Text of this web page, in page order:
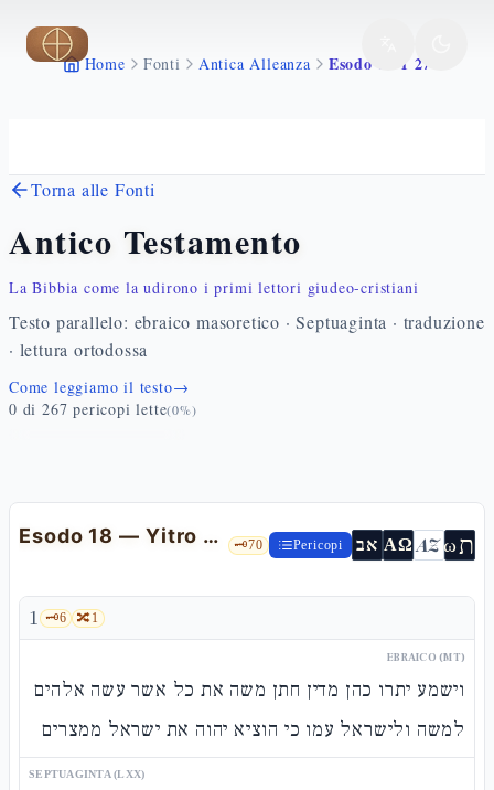
Vai al contenuto principale
Home Fonti Antica Alleanza Esodo 18 1 27
Torna alle Fonti
Antico Testamento
La Bibbia come la udirono i primi lettori giudeo-cristiani
Testo parallelo: ebraico masoretico · Septuaginta · traduzione
· lettura ortodossa
Come leggiamo il testo→
0 di 267 pericopi lette(0%)
Esodo 18 — Yitro ascolta e consiglia: l'organizzazione del giudizio 🗝️70 Pericopi אב ΑΩ AZωת
1 🗝️6 🔀1
EBRAICO (MT)
וישמע יתרו כהן מדין חתן משה את כל אשר עשה אלהים
למשה ולישראל עמו כי הוציא יהוה את ישראל ממצרים
SEPTUAGINTA (LXX)